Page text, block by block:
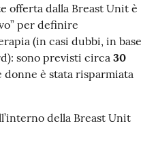
offerta dalla Breast Unit è
per definire
(in casi dubbi, in base
sono previsti circa 30
donne è stata risparmiata
della Breast Unit